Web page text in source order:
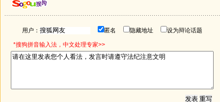
用户： 匿名 隐藏地址 设为辩论话题
*搜狗拼音输入法，中文处理专家>>